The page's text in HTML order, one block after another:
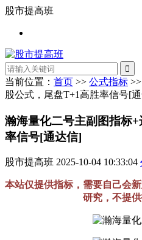
股市提高班
当前位置： 首页 >> 公式指标
股公式，尾盘T+1高胜率信号[
瀚海量化二号主副图指标
率信号[通达信]
股市提高班 2025-10-04 10:33:04
本站仅提供指标，需要自己会
研究，不提供